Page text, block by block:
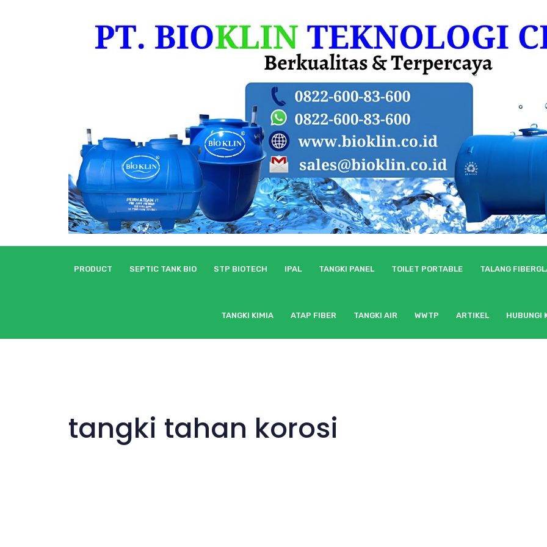
PRODUCT SEPTIC TANK BIO STP BIOTECH IPAL TANGKI PANEL TOILET PORTABLE TALANG
TANGKI KIMIA ATAP FIBER TANGKI AIR WWTP ARTIKEL HUBUNGI
tangki tahan korosi